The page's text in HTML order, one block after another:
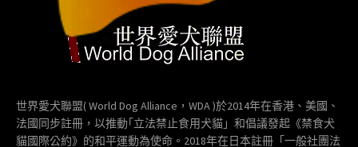
世界愛犬聯盟( World Dog Alliance，WDA )於2014年在香港、美國、
法國同步註冊，以推動｢立法禁止食用犬貓」和倡議發起《禁食犬
貓國際公約》的和平運動為使命。2018年在日本註冊「一般社團法